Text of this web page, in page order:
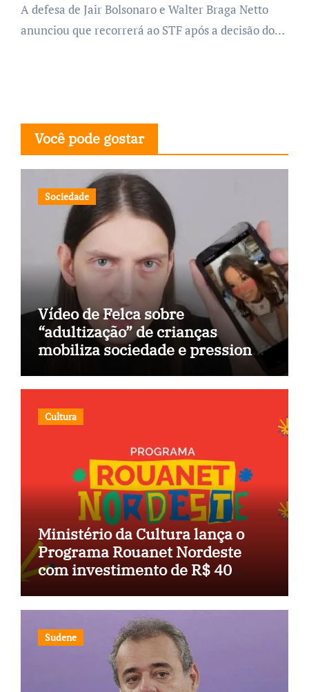
A defesa de Jair Bolsonaro e Walter Braga Netto
anunciou que recorrerá ao STF após a decisão do…
Você pode gostar
Sociedade
Vídeo de Felca sobre
“adultização” de crianças
mobiliza sociedade e pressiona
Cultura
Ministério da Cultura lança o
Programa Rouanet Nordeste
com investimento de R$ 40
Sudene